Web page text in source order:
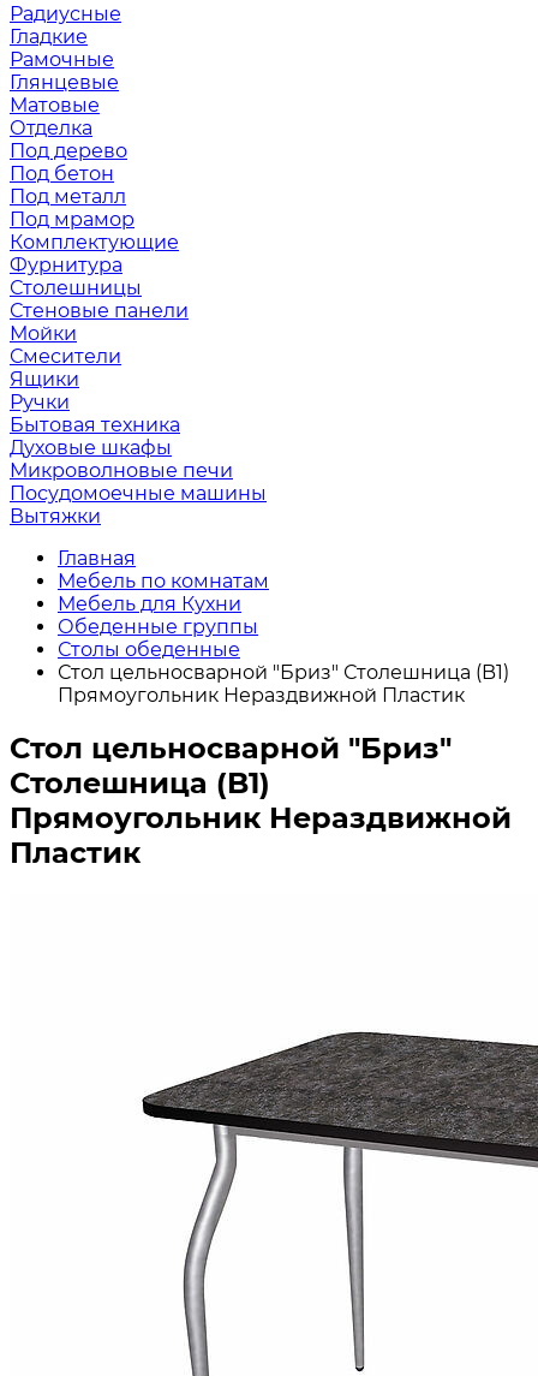
Радиусные
Гладкие
Рамочные
Глянцевые
Матовые
Отделка
Под дерево
Под бетон
Под металл
Под мрамор
Комплектующие
Фурнитура
Столешницы
Стеновые панели
Мойки
Смесители
Ящики
Ручки
Бытовая техника
Духовые шкафы
Микроволновые печи
Посудомоечные машины
Вытяжки
Главная
Мебель по комнатам
Мебель для Кухни
Обеденные группы
Столы обеденные
Стол цельносварной "Бриз" Столешница (B1)
Прямоугольник Нераздвижной Пластик
Стол цельносварной "Бриз"
Столешница (B1)
Прямоугольник Нераздвижной
Пластик